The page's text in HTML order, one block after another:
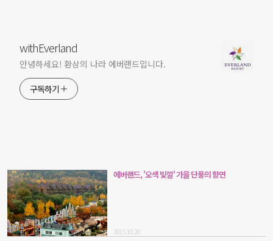
withEverland
안녕하세요! 환상의 나라 에버랜드입니다.
구독하기
에버랜드, '오색 빛깔' 가을 단풍의 향연
2015.10.20